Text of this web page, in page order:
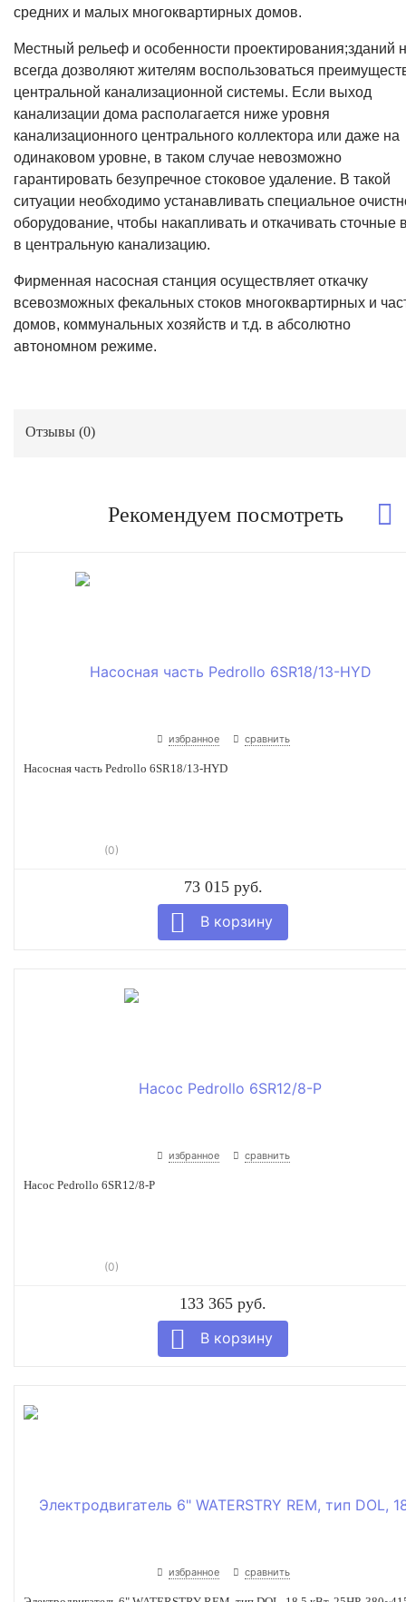
средних и малых многоквартирных домов.
Местный рельеф и особенности проектирования;зданий
всегда дозволяют жителям воспользоваться
центральной канализационной системы. Если выход
канализации дома располагается ниже уровня
канализационного центрального коллектора или даже на
одинаковом уровне, в таком случае невозможно
гарантировать безупречное стоковое удаление. В такой
ситуации необходимо устанавливать специальное
оборудование, чтобы накапливать и откачивать сточные
в центральную канализацию.
Фирменная насосная станция осуществляет откачку
всевозможных фекальных стоков многоквартирных и
домов, коммунальных хозяйств и т.д. в абсолютно
автономном режиме.
Отзывы (0)
Рекомендуем посмотреть
избранное сравнить
Насосная часть Pedrollo 6SR18/13-HYD
(0)
73 015 руб.
избранное сравнить
Насос Pedrollo 6SR12/8-P
(0)
133 365 руб.
избранное сравнить